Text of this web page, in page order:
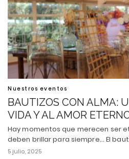
Nuestros eventos
BAUTIZOS CON ALMA:
VIDA Y AL AMOR
Hay momentos que merecen ser
deben brillar para siempre... El
5 julio, 2025